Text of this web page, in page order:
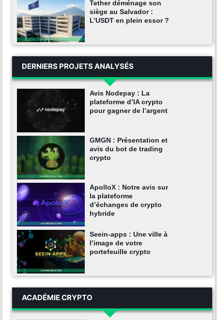
Tether déménage son
siège au Salvador :
L’USDT en plein essor ?
DERNIERS PROJETS ANALYSÉS
Avis Nodepay : La
plateforme d’IA crypto
pour gagner de l’argent
GMGN : Présentation et
avis du bot de trading
crypto
ApolloX : Notre avis sur
la plateforme
d’échanges de crypto
hybride
Seein-apps : Une ville à
l’image de votre
portefeuille crypto
ACADÉMIE CRYPTO